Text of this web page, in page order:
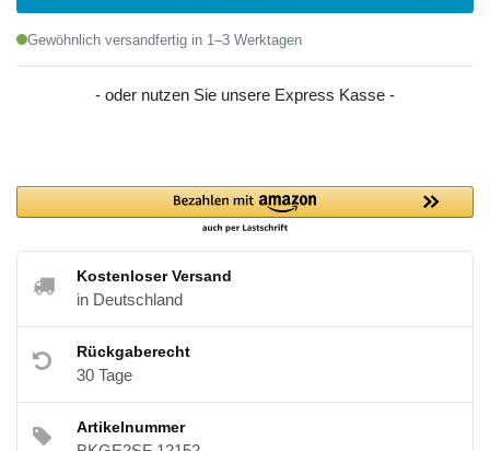
Gewöhnlich versandfertig in 1–3 Werktagen
- oder nutzen Sie unsere Express Kasse -
Kostenloser Versand
in Deutschland
Rückgaberecht
30 Tage
Artikelnummer